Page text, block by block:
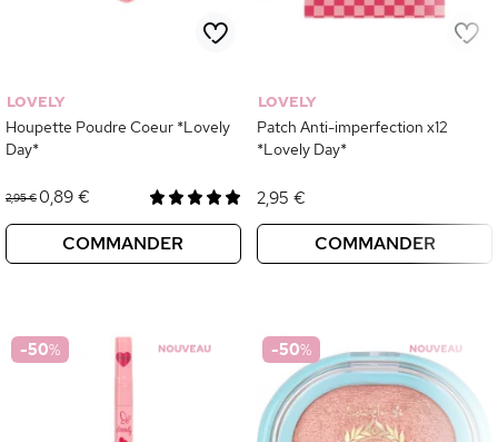
LOVELY
Houpette Poudre Coeur *Lovely
Day*
2,95 €0,89 €
COMMANDER
LOVELY
Patch Anti-imperfection x12
*Lovely Day*
2,95 €
COMMANDER
-50% -50%